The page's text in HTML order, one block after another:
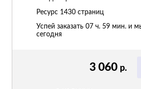
3 060 р.
Ресурс 1430 страниц
Успей заказать 07 ч. 59 мин. и
сегодня